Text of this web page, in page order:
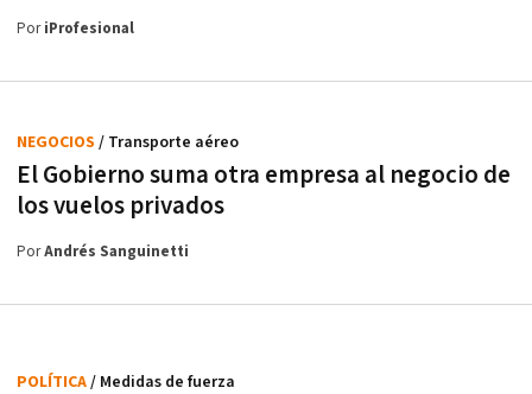
PoriProfesional
El Gobierno suma otra empresa al negocio de
los vuelos privados
NEGOCIOS / Transporte aéreo
PorAndrés Sanguinetti
POLÍTICA/ Medidas de fuerza